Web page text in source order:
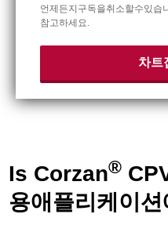
언제든지구독을취소할수있습
참고하세요.
Is Corzan®
용애플리케이